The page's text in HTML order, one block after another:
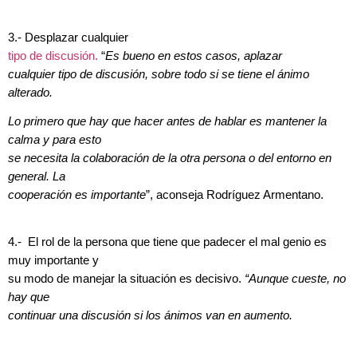
3.- Desplazar cualquier
tipo de discusión. “Es bueno en estos casos, aplazar
cualquier tipo de discusión, sobre todo si se tiene el ánimo
alterado.
Lo primero que hay que hacer antes de hablar es mantener la
calma y para esto
se necesita la colaboración de la otra persona o del entorno en
general. La
cooperación es importante”, aconseja Rodríguez Armentano.
4.- El rol de la persona que tiene que padecer el mal genio es
muy importante y
su modo de manejar la situación es decisivo. “Aunque cueste, no
hay que
continuar una discusión si los ánimos van en aumento.